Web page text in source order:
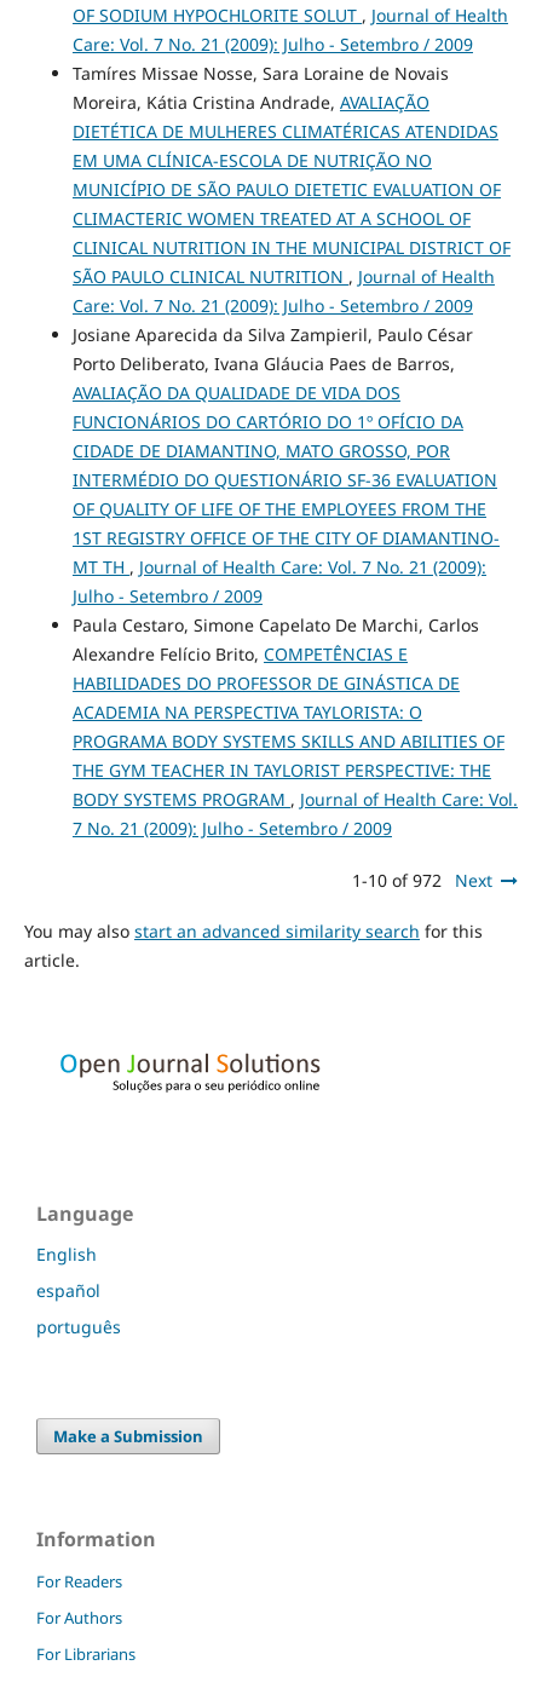
OF SODIUM HYPOCHLORITE SOLUT , Journal of Health
Care: Vol. 7 No. 21 (2009): Julho - Setembro / 2009
Tamíres Missae Nosse, Sara Loraine de Novais
Moreira, Kátia Cristina Andrade, AVALIAÇÃO
DIETÉTICA DE MULHERES CLIMATÉRICAS ATENDIDAS
EM UMA CLÍNICA-ESCOLA DE NUTRIÇÃO NO
MUNICÍPIO DE SÃO PAULO DIETETIC EVALUATION OF
CLIMACTERIC WOMEN TREATED AT A SCHOOL OF
CLINICAL NUTRITION IN THE MUNICIPAL DISTRICT OF
SÃO PAULO CLINICAL NUTRITION , Journal of Health
Care: Vol. 7 No. 21 (2009): Julho - Setembro / 2009
Josiane Aparecida da Silva Zampieril, Paulo César
Porto Deliberato, Ivana Gláucia Paes de Barros,
AVALIAÇÃO DA QUALIDADE DE VIDA DOS
FUNCIONÁRIOS DO CARTÓRIO DO 1º OFÍCIO DA
CIDADE DE DIAMANTINO, MATO GROSSO, POR
INTERMÉDIO DO QUESTIONÁRIO SF-36 EVALUATION
OF QUALITY OF LIFE OF THE EMPLOYEES FROM THE
1ST REGISTRY OFFICE OF THE CITY OF DIAMANTINO-
MT TH , Journal of Health Care: Vol. 7 No. 21 (2009):
Julho - Setembro / 2009
Paula Cestaro, Simone Capelato De Marchi, Carlos
Alexandre Felício Brito, COMPETÊNCIAS E
HABILIDADES DO PROFESSOR DE GINÁSTICA DE
ACADEMIA NA PERSPECTIVA TAYLORISTA: O
PROGRAMA BODY SYSTEMS SKILLS AND ABILITIES OF
THE GYM TEACHER IN TAYLORIST PERSPECTIVE: THE
BODY SYSTEMS PROGRAM , Journal of Health Care: Vol.
7 No. 21 (2009): Julho - Setembro / 2009
1-10 of 972 Next
You may also start an advanced similarity search for this
article.
Language
English
español
português
Make a Submission
Information
For Readers
For Authors
For Librarians